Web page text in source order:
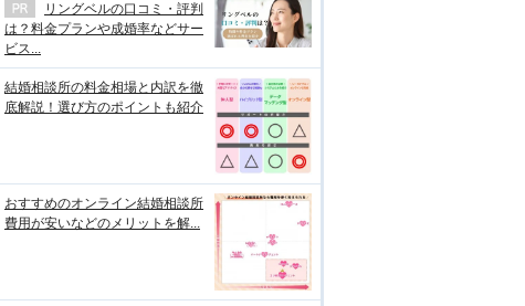
リングベルの口コミ・評判
は？料金プランや成婚率などサー
ビス...
結婚相談所の料金相場と内訳を徹
底解説！選び方のポイントも紹介
おすすめのオンライン結婚相談所
費用が安いなどのメリットを解...